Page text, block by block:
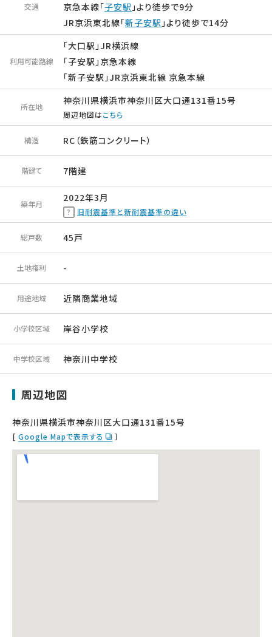
交通
京急本線「子安駅」より徒歩で9分
JR京浜東北線「新子安駅」より徒歩で14分
利用可能路線
「大口駅」JR横浜線
「子安駅」京急本線
「新子安駅」JR京浜東北線 京急本線
所在地
神奈川県横浜市神奈川区大口通131番15号
周辺地図はこちら
構造 RC（鉄筋コンクリート）
階建て 7階建
築年月
2022年3月
旧耐震基準と新耐震基準の違い
総戸数 45戸
土地権利 -
用途地域 近隣商業地域
小学校区域 岸谷小学校
中学校区域 神奈川中学校
周辺地図
神奈川県横浜市神奈川区大口通131番15号
[ Google Mapで表示する ］